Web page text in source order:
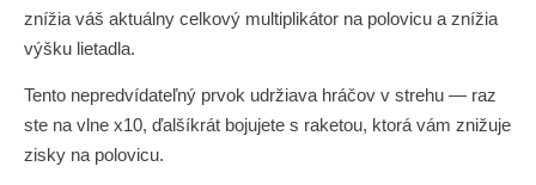
znížia váš aktuálny celkový multiplikátor na polovicu a znížia
výšku lietadla.
Tento nepredvídateľný prvok udržiava hráčov v strehu — raz
ste na vlne x10, ďalšíkrát bojujete s raketou, ktorá vám znižuje
zisky na polovicu.